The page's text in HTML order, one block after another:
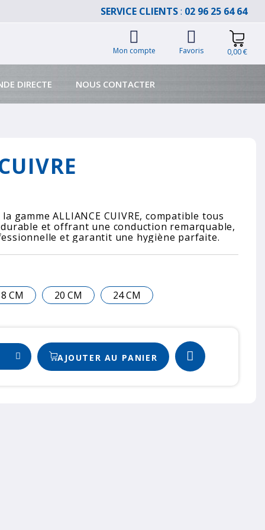
SERVICE CLIENTS: 02 96 25 64 64
Mon compte Favoris 0,00 €
DIRECTE NOUS CONTACTER
gamme ALLIANCE CUIVRE, compatible tous
et offrant une conduction remarquable,
et garantit une hygiène parfaite.
CM 20 CM 24 CM
AJOUTER AU PANIER